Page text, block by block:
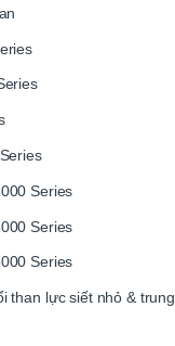
Series
Series
Series
than lực siết nhỏ & trung